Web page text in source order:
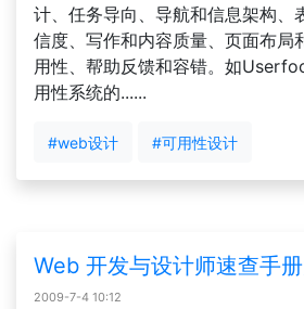
计、任务导向、导航和信息架构、
信度、写作和内容质量、页面布局
用性、帮助反馈和容错。如
用性系统的......
#web设计 #可用性设计
Web 开发与设计师速查手册
2009-7-4 10:12